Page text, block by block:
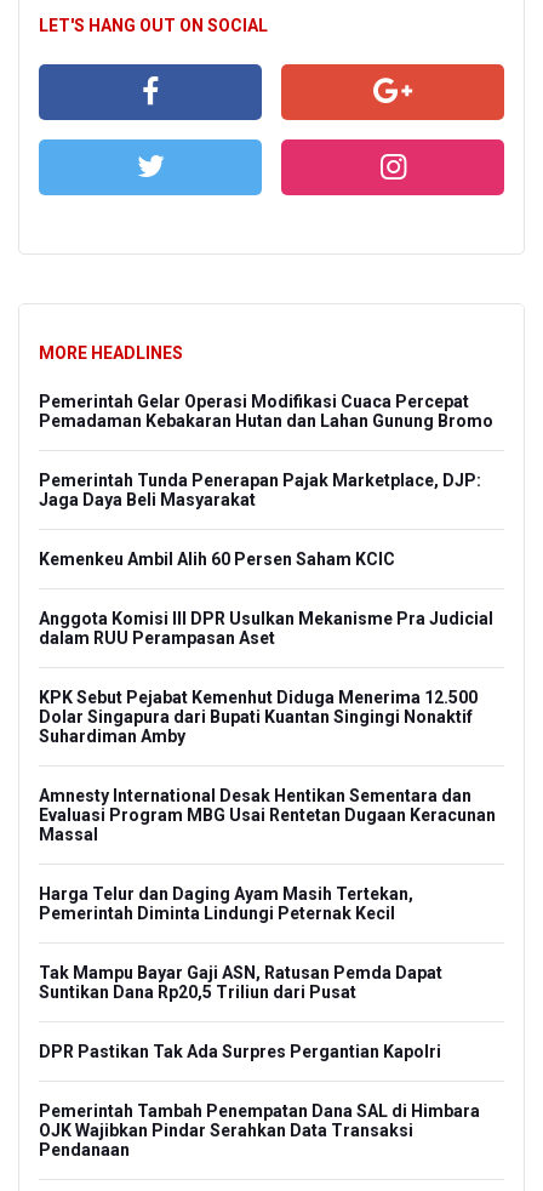
LET'S HANG OUT ON SOCIAL
MORE HEADLINES
Pemerintah Gelar Operasi Modifikasi Cuaca Percepat
Pemadaman Kebakaran Hutan dan Lahan Gunung Bromo
Pemerintah Tunda Penerapan Pajak Marketplace, DJP:
Jaga Daya Beli Masyarakat
Kemenkeu Ambil Alih 60 Persen Saham KCIC
Anggota Komisi III DPR Usulkan Mekanisme Pra Judicial
dalam RUU Perampasan Aset
KPK Sebut Pejabat Kemenhut Diduga Menerima 12.500
Dolar Singapura dari Bupati Kuantan Singingi Nonaktif
Suhardiman Amby
Amnesty International Desak Hentikan Sementara dan
Evaluasi Program MBG Usai Rentetan Dugaan Keracunan
Massal
Harga Telur dan Daging Ayam Masih Tertekan,
Pemerintah Diminta Lindungi Peternak Kecil
Tak Mampu Bayar Gaji ASN, Ratusan Pemda Dapat
Suntikan Dana Rp20,5 Triliun dari Pusat
DPR Pastikan Tak Ada Surpres Pergantian Kapolri
Pemerintah Tambah Penempatan Dana SAL di Himbara
OJK Wajibkan Pindar Serahkan Data Transaksi
Pendanaan